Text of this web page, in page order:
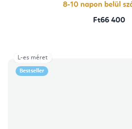
8-10 napon belül
Ft66 400
Bestseller
L-es méret